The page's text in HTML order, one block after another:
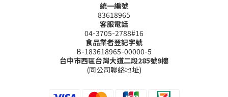
統一編號
83618965
客服電話
04-3705-2788#16
食品業者登記字號
B-183618965-00000-5
台中市西區台灣大道二段285號9樓
(同公司聯絡地址)